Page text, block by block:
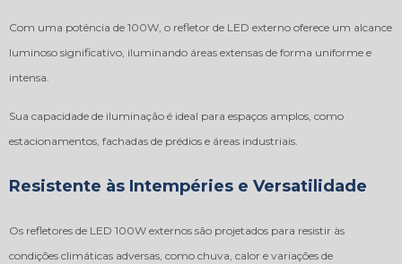
Com uma potência de 100W, o refletor de LED externo oferece um alcance
luminoso significativo, iluminando áreas extensas de forma uniforme e
intensa.
Sua capacidade de iluminação é ideal para espaços amplos, como
estacionamentos, fachadas de prédios e áreas industriais.
Resistente às Intempéries e Versatilidade
Os refletores de LED 100W externos são projetados para resistir às
condições climáticas adversas, como chuva, calor e variações de